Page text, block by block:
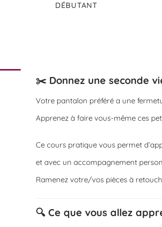
DÉBUTANT
✂️ Donnez une seconde
Votre pantalon préféré a une
Apprenez à faire vous-même ces
Ce cours pratique vous permet
et avec un accompagnement
Ramenez votre/vos pièces à
🔍 Ce que vous allez